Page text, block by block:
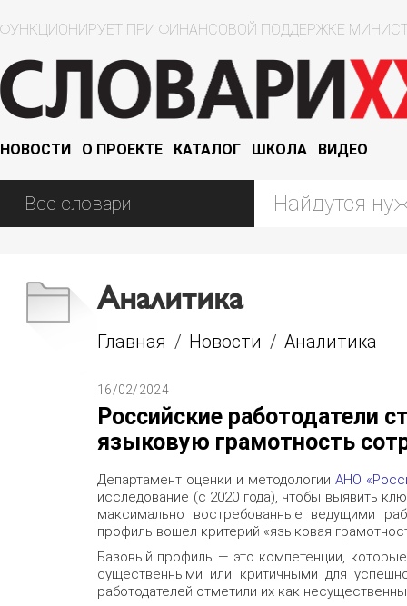
ФУНКЦИОНИРУЕТ ПРИ ФИНАНСОВОЙ ПОДДЕРЖКЕ
НОВОСТИ О ПРОЕКТЕ КАТАЛОГ ШКОЛА ВИДЕО
Аналитика
Главная / Новости / Аналитика
16/02/2024
Российские работодатели
языковую грамотность
Департамент оценки и методологии АНО
исследование (с 2020 года), чтобы выявить
максимально востребованные ведущими
профиль вошел критерий «языковая
Базовый профиль — это компетенции,
существенными или критичными для
работодателей отметили их как